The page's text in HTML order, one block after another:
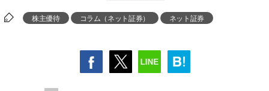
株主優待 コラム（ネット証券） ネット証券